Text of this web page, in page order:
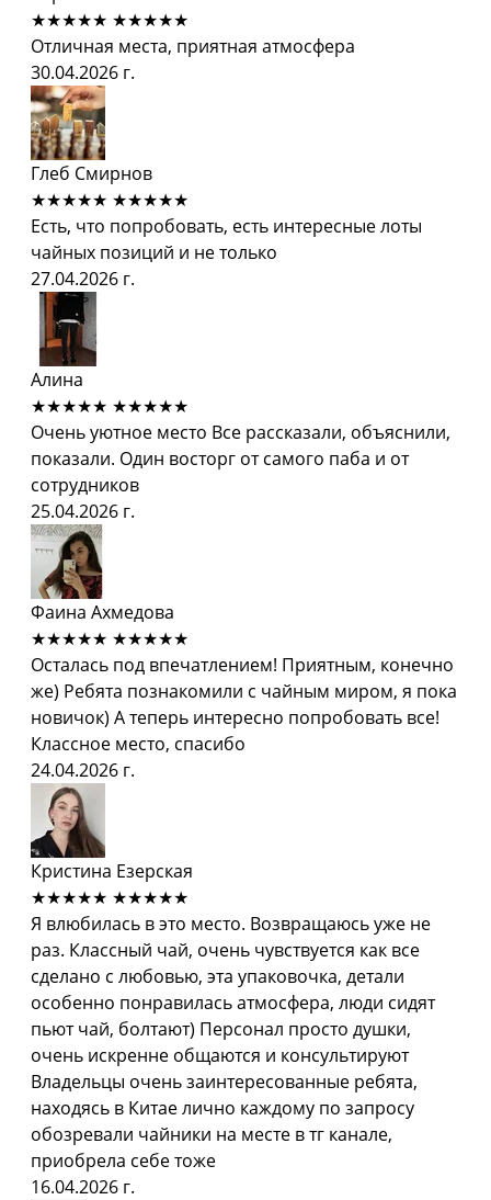
★★★★★ ★★★★★
Отличная места, приятная атмосфера
30.04.2026 г.
Глеб Смирнов
★★★★★ ★★★★★
Есть, что попробовать, есть интересные лоты
чайных позиций и не только
27.04.2026 г.
Алина
★★★★★ ★★★★★
Очень уютное место Все рассказали, объяснили,
показали. Один восторг от самого паба и от
сотрудников
25.04.2026 г.
Фаина Ахмедова
★★★★★ ★★★★★
Осталась под впечатлением! Приятным, конечно
же) Ребята познакомили с чайным миром, я пока
новичок) А теперь интересно попробовать все!
Классное место, спасибо
24.04.2026 г.
Кристина Езерская
★★★★★ ★★★★★
Я влюбилась в это место. Возвращаюсь уже не
раз. Классный чай, очень чувствуется как все
сделано с любовью, эта упаковочка, детали
особенно понравилась атмосфера, люди сидят
пьют чай, болтают) Персонал просто душки,
очень искренне общаются и консультируют
Владельцы очень заинтересованные ребята,
находясь в Китае лично каждому по запросу
обозревали чайники на месте в тг канале,
приобрела себе тоже
16.04.2026 г.